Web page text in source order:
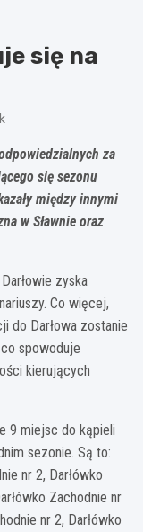
się na
za
się sezonu
między innymi
w Sławnie oraz
zyska
Co więcej,
do Darłowa zostanie
spowoduje
kierujących
9 miejsc do kąpieli
sezonie. Są to:
nr 2, Darłówko
Zachodnie nr
nr 2, Darłówko